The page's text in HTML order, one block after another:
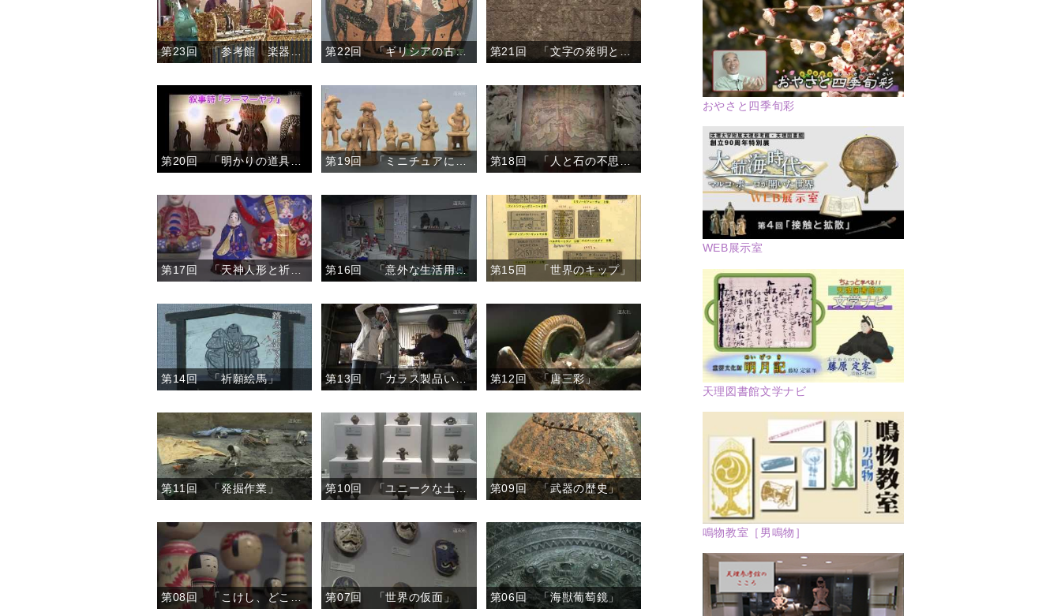
第23回 「参考館 楽器アラカルト」 第22回 「ギリシアの古代美術」 第21回 「文字の発明と普及」
第19回 「ミニチュアにみる生活文化」 第18回 「人と石の不思議な関係」
第17回 「天神人形と祈り」 第16回 「意外な生活用品あれこれ」 第15回 「世界のキップ」
第14回 「祈願絵馬」 第13回 「ガラス製品いまむかし」 第12回 「唐三彩」
第11回 「発掘作業」 第10回 「ユニークな土器」 第09回 「武器の歴史」
第08回 「こけし、どこのこ」 第07回 「世界の仮面」 第06回 「海獣葡萄鏡」
おやさと四季旬彩
WEB展示室
天理図書館文学ナビ
鳴物教室［男鳴物］